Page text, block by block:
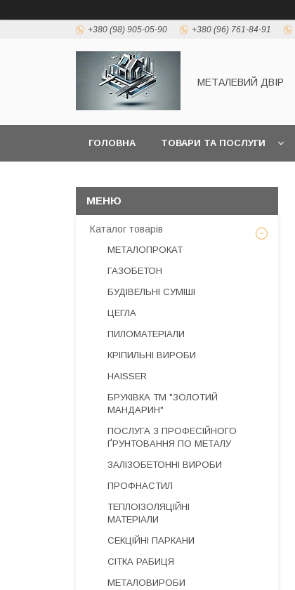
+380 (98) 905-05-90 +380 (96) 761-84-91
МЕТАЛЕВИЙ ДВІР
ГОЛОВНА ТОВАРИ ТА ПОСЛУГИ
Каталог товарів
МЕТАЛОПРОКАТ
ГАЗОБЕТОН
БУДІВЕЛЬНІ СУМІШІ
ЦЕГЛА
ПИЛОМАТЕРІАЛИ
КРІПИЛЬНІ ВИРОБИ
HAISSER
БРУКІВКА ТМ "ЗОЛОТИЙ
МАНДАРИН"
ПОСЛУГА З ПРОФЕСІЙНОГО
ҐРУНТОВАННЯ ПО МЕТАЛУ
ЗАЛІЗОБЕТОННІ ВИРОБИ
ПРОФНАСТИЛ
ТЕПЛОІЗОЛЯЦІЙНІ
МАТЕРІАЛИ
СЕКЦІЙНІ ПАРКАНИ
СІТКА РАБИЦЯ
МЕТАЛОВИРОБИ